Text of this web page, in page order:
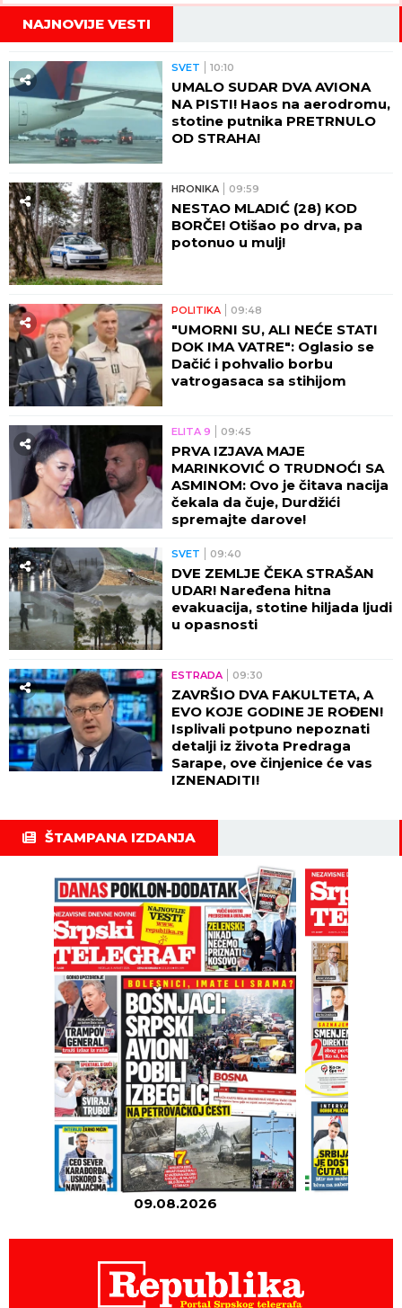
NAJNOVIJE VESTI
SVET 10:10
UMALO SUDAR DVA AVIONA
NA PISTI! Haos na aerodromu,
stotine putnika PRETRNULO
OD STRAHA!
HRONIKA 09:59
NESTAO MLADIĆ (28) KOD
BORČE! Otišao po drva, pa
potonuo u mulj!
POLITIKA 09:48
"UMORNI SU, ALI NEĆE STATI
DOK IMA VATRE": Oglasio se
Dačić i pohvalio borbu
vatrogasaca sa stihijom
ELITA 9 09:45
PRVA IZJAVA MAJE
MARINKOVIĆ O TRUDNOĆI SA
ASMINOM: Ovo je čitava nacija
čekala da čuje, Durdžići
spremajte darove!
SVET 09:40
DVE ZEMLJE ČEKA STRAŠAN
UDAR! Naređena hitna
evakuacija, stotine hiljada ljudi
u opasnosti
ESTRADA 09:30
ZAVRŠIO DVA FAKULTETA, A
EVO KOJE GODINE JE ROĐEN!
Isplivali potpuno nepoznati
detalji iz života Predraga
Sarape, ove činjenice će vas
IZNENADITI!
ŠTAMPANA IZDANJA
09.08.2026